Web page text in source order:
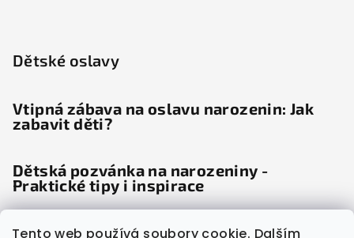
Tento web používá soubory cookie. Dalším
Dětské oslavy
Vtipná zábava na oslavu narozenin: Jak
zabavit děti?
Dětská pozvánka na narozeniny -
Praktické tipy i inspirace
Dětské noviny: Věda odhalila, proč děti